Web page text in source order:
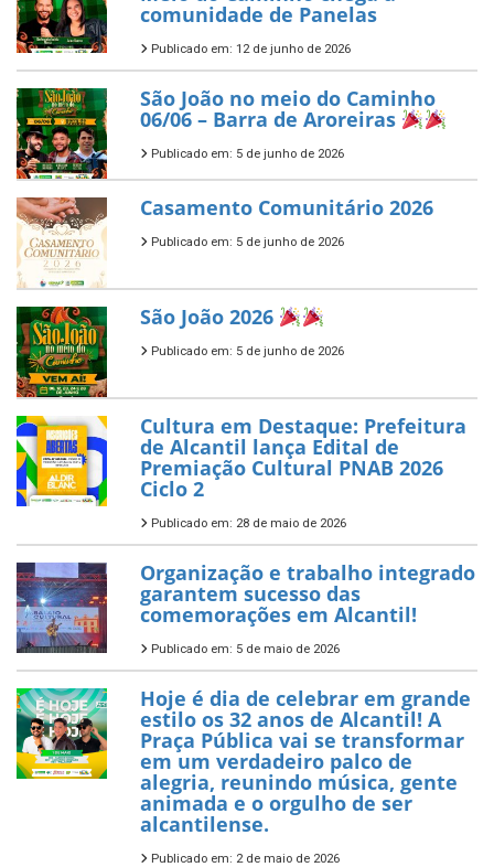
comunidade de Panelas
Publicado em: 12 de junho de 2026
São João no meio do Caminho
06/06 – Barra de Aroreiras
Publicado em: 5 de junho de 2026
Casamento Comunitário 2026
Publicado em: 5 de junho de 2026
São João 2026
Publicado em: 5 de junho de 2026
Cultura em Destaque: Prefeitura
de Alcantil lança Edital de
Premiação Cultural PNAB 2026
Ciclo 2
Publicado em: 28 de maio de 2026
Organização e trabalho integrado
garantem sucesso das
comemorações em Alcantil!
Publicado em: 5 de maio de 2026
Hoje é dia de celebrar em grande
estilo os 32 anos de Alcantil! A
Praça Pública vai se transformar
em um verdadeiro palco de
alegria, reunindo música, gente
animada e o orgulho de ser
alcantilense.
Publicado em: 2 de maio de 2026